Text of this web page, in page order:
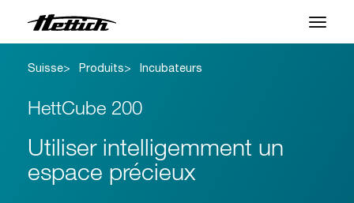
Produits
Applications
Marques
Centre SAV
Suisse Produits Incubateurs
HettCube 200
Utiliser intelligemment un
espace précieux